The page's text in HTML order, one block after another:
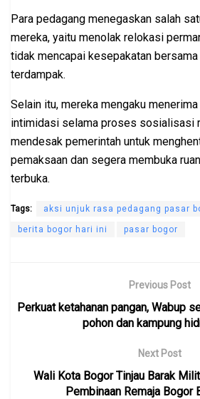
Para pedagang menegaskan salah
mereka, yaitu menolak relokasi
tidak mencapai kesepakatan
terdampak.
Selain itu, mereka mengaku
intimidasi selama proses sosialisasi
mendesak pemerintah untuk
pemaksaan dan segera membuka
terbuka.
Tags: aksi unjuk rasa pedagang pasar
berita bogor hari ini pasar bogor
Previous Post
Perkuat ketahanan pangan, Wabup
pohon dan kampung
Next Post
Wali Kota Bogor Tinjau Barak
Pembinaan Remaja Bogor